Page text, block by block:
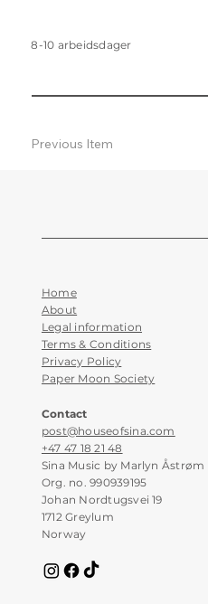
8-10 arbeidsdager
Previous Item
Contact
post@houseofsina.com
+47 47 18 21 48
Sina Music by Marlyn Åstrøm
Org. no. 990939195
Johan Nordtugsvei 19
1712 Greylum
Norway
Home
About
Legal information
Terms & Conditions
Privacy Policy
Paper Moon Society